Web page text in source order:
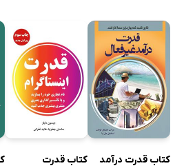
کتاب قدرت درآمد
کتاب قدرت